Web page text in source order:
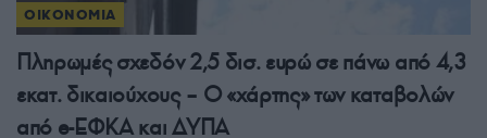
ΟΙΚΟΝΟΜΙΑ
Πληρωμές σχεδόν 2,5 δισ. ευρώ σε πάνω από 4,3
εκατ. δικαιούχους – Ο «χάρτης» των καταβολών
από e-ΕΦΚΑ και ΔΥΠΑ